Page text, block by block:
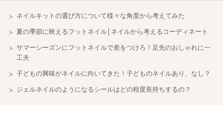
ネイルキットの選び方について様々な角度から考えてみた
夏の季節に映えるフットネイル│ネイルから考えるコーディネート
サマーシーズンにフットネイルで差をつけろ！足先のおしゃれに一
工夫
子どもの興味がネイルに向いてきた！子どものネイルあり、なし？
ジェルネイルのようになるシールはどの程度長持ちするの？